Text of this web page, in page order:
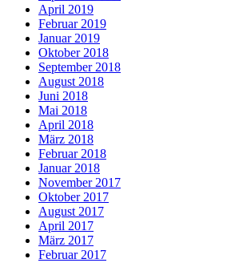
April 2019
Februar 2019
Januar 2019
Oktober 2018
September 2018
August 2018
Juni 2018
Mai 2018
April 2018
März 2018
Februar 2018
Januar 2018
November 2017
Oktober 2017
August 2017
April 2017
März 2017
Februar 2017